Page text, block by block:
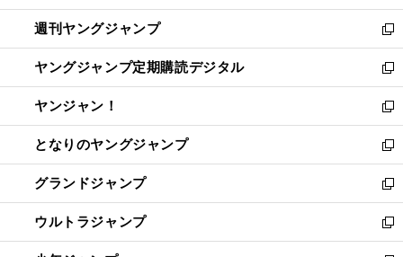
開
く
ウ
で
開
く
ン
ド
ウ
で
開
く
ウ
ィ
ン
ド
ウ
で
開
く
週刊ヤングジャンプ
新
し
い
ウ
ィ
ン
ド
ウ
で
開
く
ヤングジャンプ定期購読デジタル
新
し
い
ウ
ィ
ン
ド
ウ
で
開
ヤンジャン！
新
し
い
ウ
ィ
ン
ド
ウ
となりのヤングジャンプ
新
し
い
ウ
ィ
ン
グランドジャンプ
新
し
い
ウ
ウルトラジャンプ
新
し